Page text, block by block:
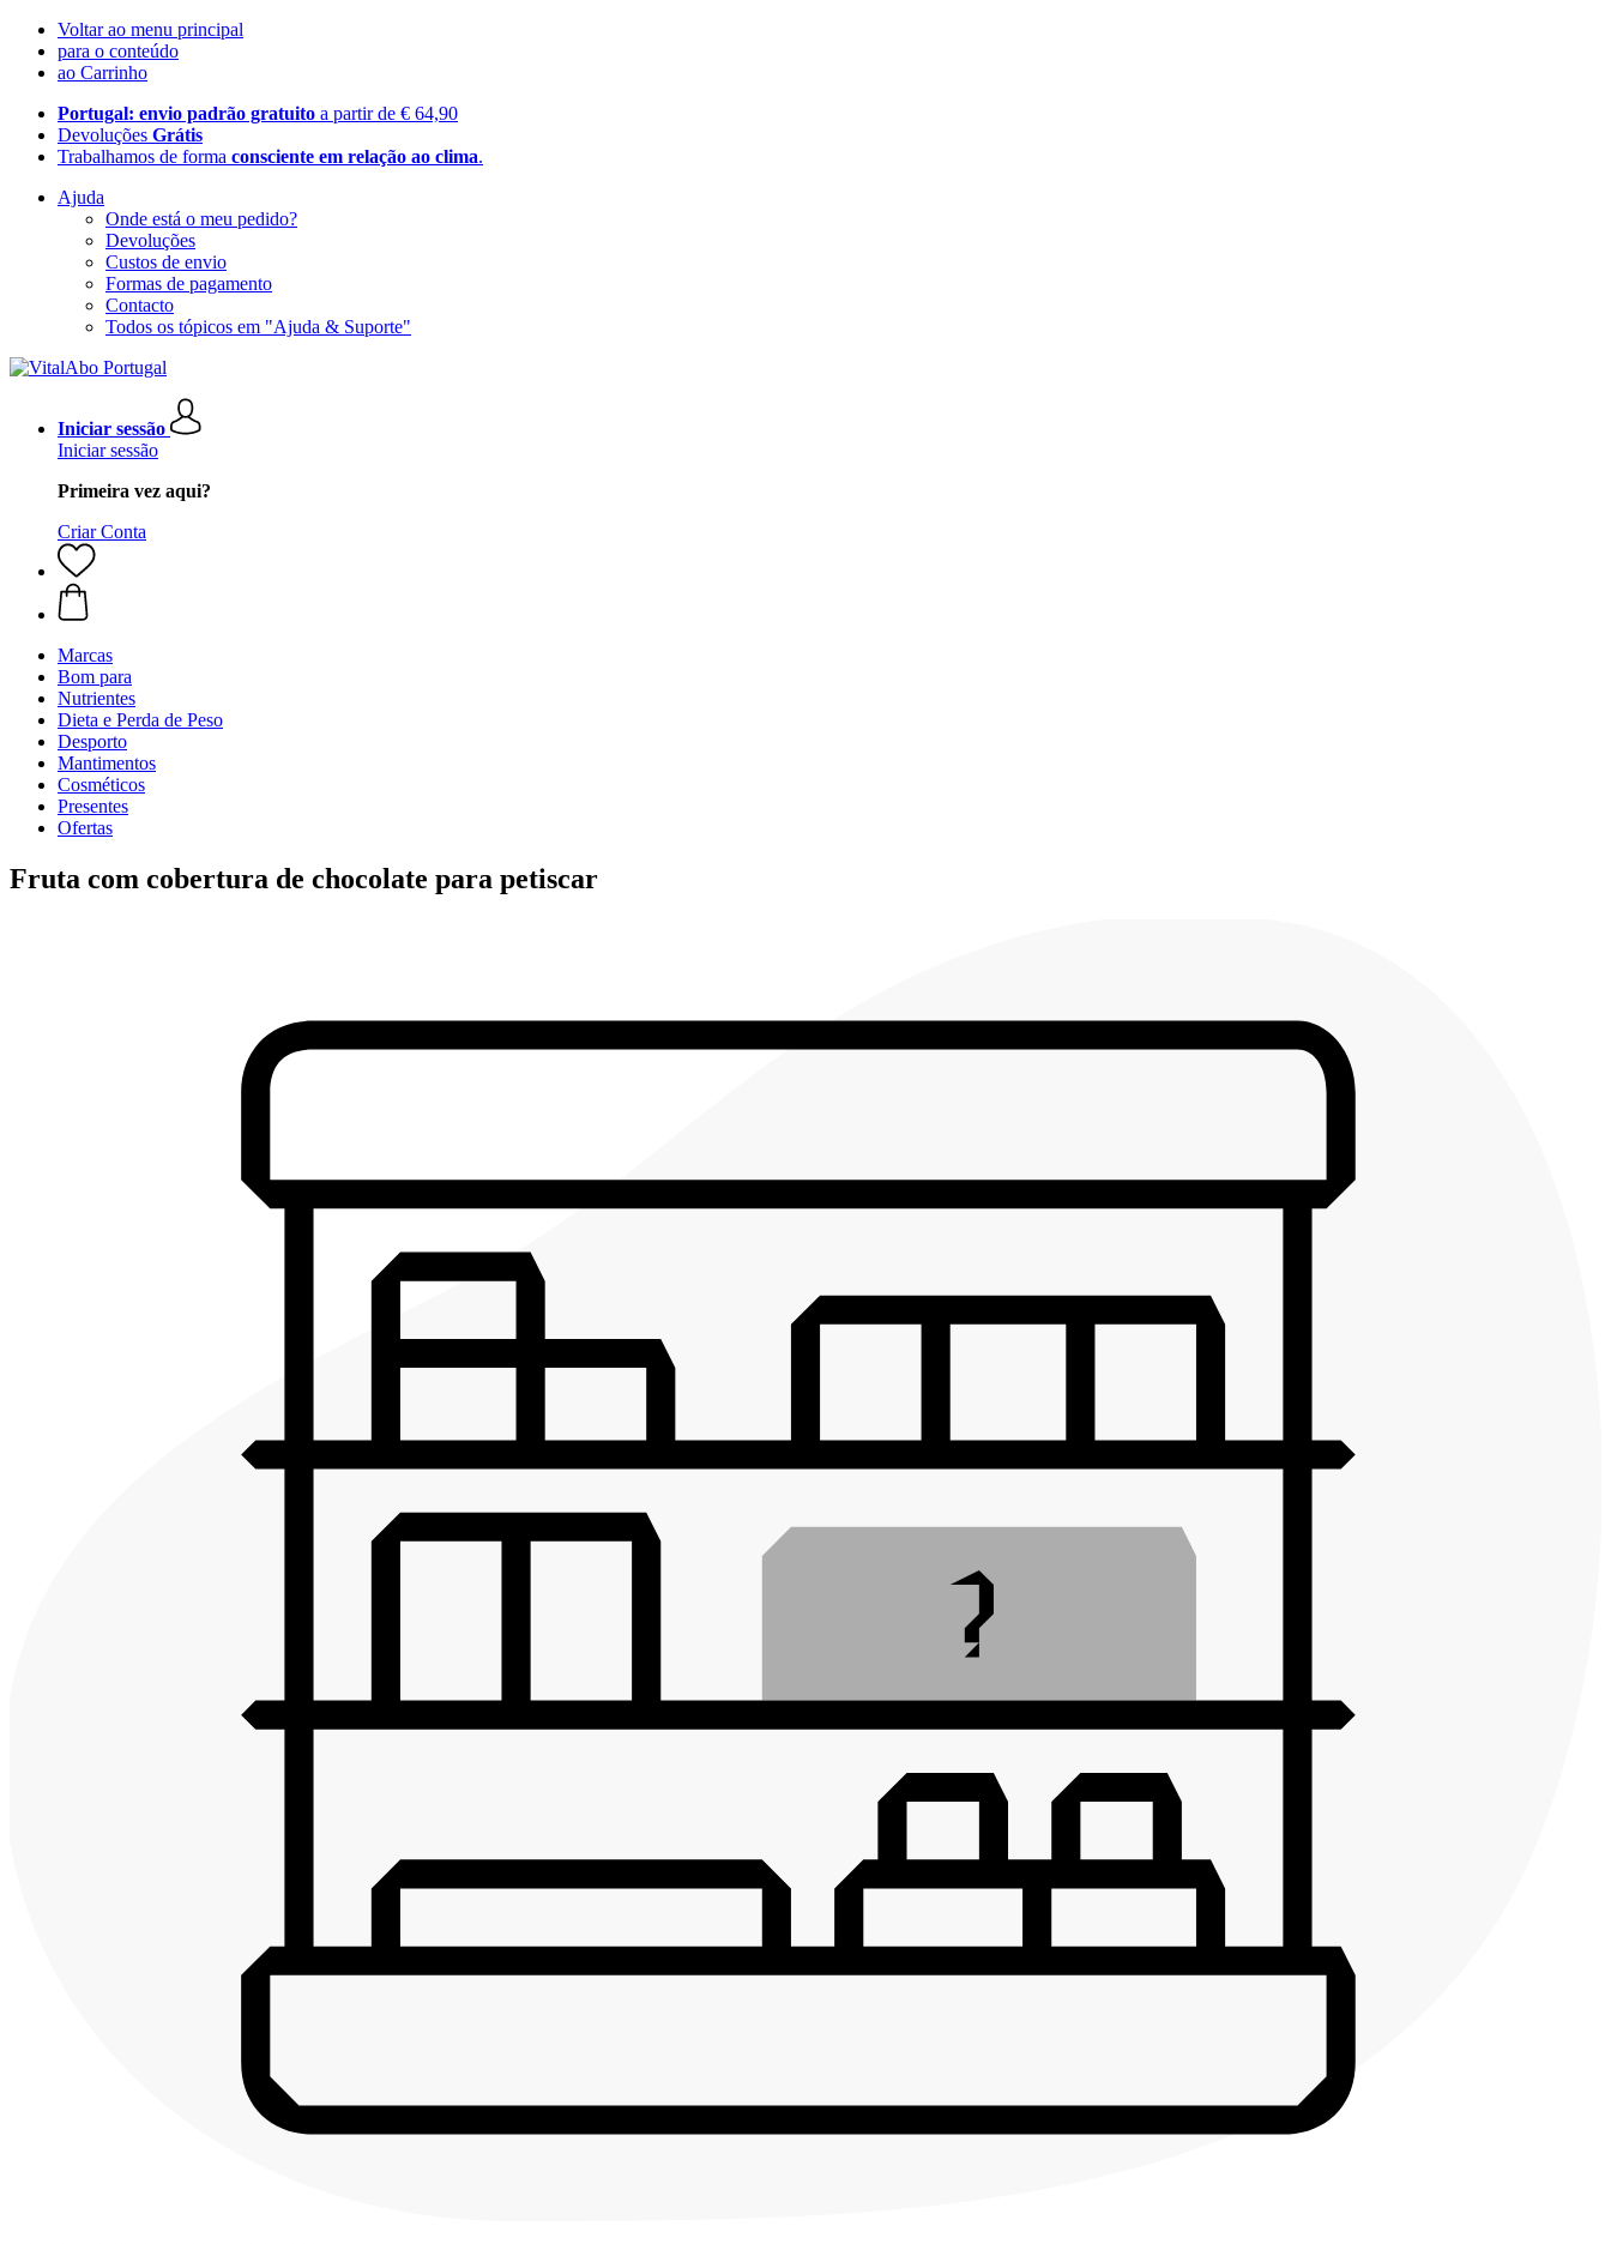
Voltar ao menu principal
para o conteúdo
ao Carrinho
Portugal: envio padrão gratuito a partir de € 64,90
Devoluções Grátis
Trabalhamos de forma consciente em relação ao clima.
Ajuda
Onde está o meu pedido?
Devoluções
Custos de envio
Formas de pagamento
Contacto
Todos os tópicos em "Ajuda & Suporte"
Iniciar sessão
Iniciar sessão
Primeira vez aqui?
Criar Conta
Marcas
Bom para
Nutrientes
Dieta e Perda de Peso
Desporto
Mantimentos
Cosméticos
Presentes
Ofertas
Fruta com cobertura de chocolate para petiscar